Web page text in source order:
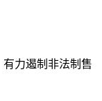
力遏制非法制售